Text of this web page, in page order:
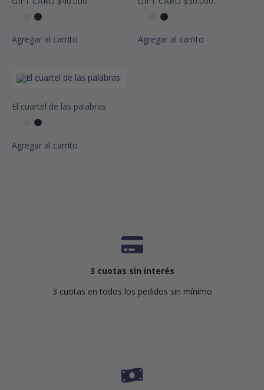
Agregar al carrito Agregar al carrito
El cuartel de las palabras
Agregar al carrito
3 cuotas sin interés
3 cuotas en todos los pedidos sin mínimo